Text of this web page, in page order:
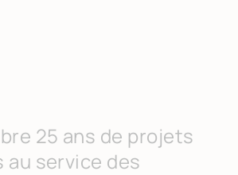
25 ans de projets
au service des